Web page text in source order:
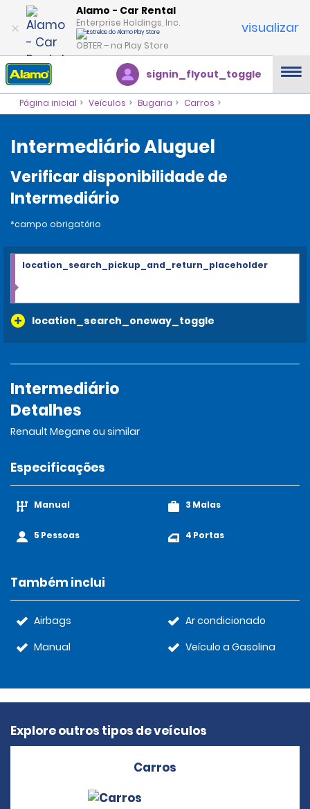
Alamo - Car Rental
Enterprise Holdings, Inc.
OBTER – na Play Store
visualizar
signin_flyout_toggle
Página inicial Veículos Bugaria Carros
Intermediário Aluguel
Verificar disponibilidade de
Intermediário
*campo obrigatório
location_search_oneway_toggle
location_search_pickup_and_return_placeholder
Intermediário
Detalhes
Renault Megane ou similar
Especificações
Manual
5 Pessoas
3 Malas
4 Portas
Também inclui
Airbags
Manual
Ar condicionado
Veículo a Gasolina
Explore outros tipos de veículos
Carros